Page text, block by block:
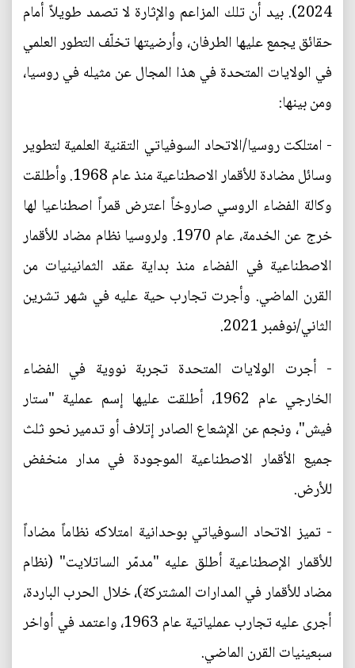
2024). بيد أن تلك المزاعم والإثارة لا تصمد طويلاً أمام
حقائق يجمع عليها الطرفان، وأرضيتها تخلّف التطور العلمي
في الولايات المتحدة في هذا المجال عن مثيله في روسيا،
ومن بينها:
- امتلكت روسيا/الاتحاد السوفياتي التقنية العلمية لتطوير
وسائل مضادة للأقمار الاصطناعية منذ عام 1968. وأطلقت
وكالة الفضاء الروسي صاروخاً اعترض قمراً اصطناعيا لها
خرج عن الخدمة، عام 1970. ولروسيا نظام مضاد للأقمار
الاصطناعية في الفضاء منذ بداية عقد الثمانينيات من
القرن الماضي. وأجرت تجارب حية عليه في شهر تشرين
الثاني/نوفمبر 2021.
- أجرت الولايات المتحدة تجربة نووية في الفضاء
الخارجي عام 1962، أطلقت عليها إسم عملية "ستار
فيش"، ونجم عن الإشعاع الصادر إتلاف أو تدمير نحو ثلث
جميع الأقمار الاصطناعية الموجودة في مدار منخفض
للأرض.
- تميز الاتحاد السوفياتي بوحدانية امتلاكه نظاماً مضاداً
للأقمار الإصطناعية أطلق عليه "مدمّر الساتلايت" (نظام
مضاد للأقمار في المدارات المشتركة)، خلال الحرب الباردة،
أجرى عليه تجارب عملياتية عام 1963، واعتمد في أواخر
سبعينيات القرن الماضي.